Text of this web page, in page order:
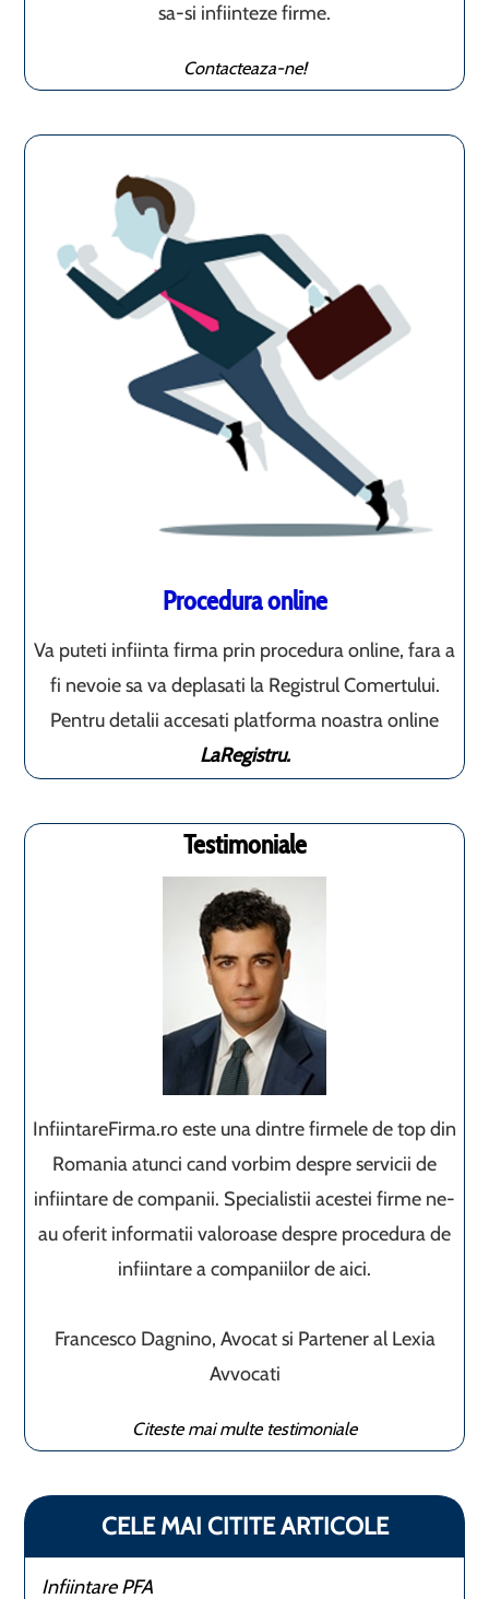
sa-si infiinteze firme.
Contacteaza-ne!
Procedura online
Va puteti infiinta firma prin procedura online, fara a
fi nevoie sa va deplasati la Registrul Comertului.
Pentru detalii accesati platforma noastra online
LaRegistru.
Testimoniale
InfiintareFirma.ro este una dintre firmele de top din
Romania atunci cand vorbim despre servicii de
infiintare de companii. Specialistii acestei firme ne-
au oferit informatii valoroase despre procedura de
infiintare a companiilor de aici.
Francesco Dagnino, Avocat si Partener al Lexia
Avvocati
Citeste mai multe testimoniale
CELE MAI CITITE ARTICOLE
Infiintare PFA